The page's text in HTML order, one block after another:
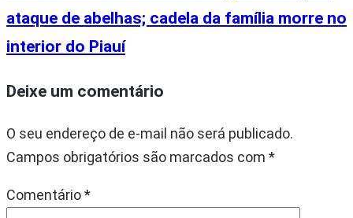
ataque de abelhas; cadela da família morre no
interior do Piauí
Deixe um comentário
O seu endereço de e-mail não será publicado.
Campos obrigatórios são marcados com *
Comentário*